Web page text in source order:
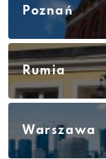
Poznań
Rumia
Warszawa